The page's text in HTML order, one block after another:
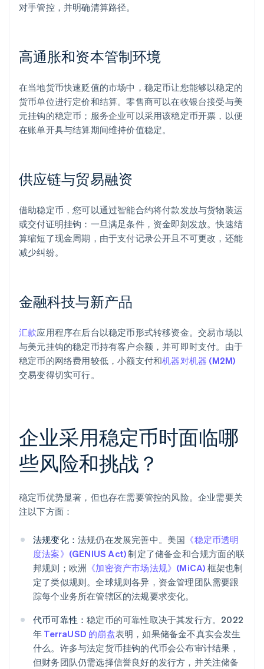
对手管控，并明确清算路径。
高通胀和资本管制环境
在当地货币快速贬值的市场中，稳定币让您能够以稳定的
货币单位进行定价和结算。零售商可以在收银台接受与美
元挂钩的稳定币；服务企业可以采用该稳定币开票，以便
在账单开具与结算期间维持价值稳定。
供应链与贸易融资
借助稳定币，您可以通过智能合约将付款发放与货物装运
或交付证明挂钩：一旦满足条件，资金即刻发放。快速结
算缩短了现金周期，由于支付记录公开且不可更改，还能
减少纠纷。
金融科技与新产品
汇款应用程序在后台以稳定币形式转移资金。交易市场以
与美元挂钩的稳定币持有客户余额，并可即时支付。由于
稳定币的网络费用较低，小额支付和机器对机器 (M2M)
交易变得切实可行。
企业采用稳定币时面临哪
些风险和挑战？
稳定币优势显著，但也存在需要管控的风险。企业需要关
注以下方面：
法规变化： 法规仍在发展完善中。美国 《稳定币透明
度法案》(GENIUS Act)制定了储备金和合规方面的联
邦规则；欧洲 《加密资产市场法规》(MiCA) 框架也制
定了类似规则。全球规则各异，资金管理团队需要跟
踪每个业务所在管辖区的法规要求变化。
代币可靠性：稳定币的可靠性取决于其发行方。2022
年 TerraUSD 的崩盘表明，如果储备金不真实会发生
什么。许多与法定货币挂钩的代币会公布审计结果，
但财务团队仍需选择信誉良好的发行方，并关注储备